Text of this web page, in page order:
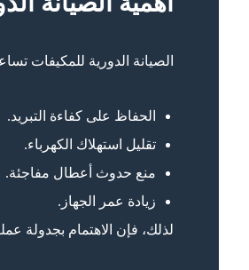
الصيانة الدورية للمكيفات
الحفاظ على كفاءة التبريد.
تقليل استهلاك الكهرباء.
منع حدوث أعطال مفاجئة.
زيادة عمر الجهاز.
لذلك، فإن الاهتمام بجدولة